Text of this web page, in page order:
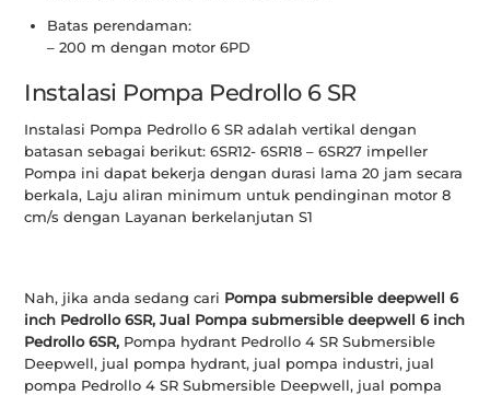
Batas perendaman:
– 200 m dengan motor 6PD
Instalasi Pompa Pedrollo 6 SR
Instalasi Pompa Pedrollo 6 SR adalah vertikal dengan
batasan sebagai berikut: 6SR12- 6SR18 – 6SR27 impeller
Pompa ini dapat bekerja dengan durasi lama 20 jam secara
berkala, Laju aliran minimum untuk pendinginan motor 8
cm/s dengan Layanan berkelanjutan S1
Nah, jika anda sedang cari Pompa submersible deepwell 6
inch Pedrollo 6SR, Jual Pompa submersible deepwell 6 inch
Pedrollo 6SR, Pompa hydrant Pedrollo 4 SR Submersible
Deepwell, jual pompa hydrant, jual pompa industri, jual
pompa Pedrollo 4 SR Submersible Deepwell, jual pompa